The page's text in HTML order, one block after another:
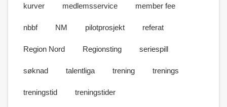
kurver medlemsservice member fee
nbbf NM pilotprosjekt referat
Region Nord Regionsting seriespill
søknad talentliga trening trenings
treningstid treningstider